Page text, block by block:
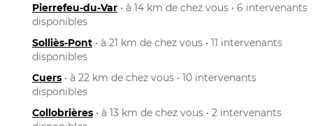
Pierrefeu-du-Var • à 14 km de chez vous • 6 intervenants
disponibles
Solliès-Pont • à 21 km de chez vous • 11 intervenants
disponibles
Cuers • à 22 km de chez vous • 10 intervenants
disponibles
Collobrières • à 13 km de chez vous • 2 intervenants